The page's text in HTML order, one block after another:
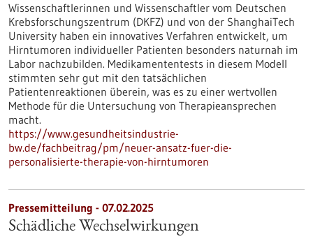
Wissenschaftlerinnen und Wissenschaftler vom Deutschen
Krebsforschungszentrum (DKFZ) und von der ShanghaiTech
University haben ein innovatives Verfahren entwickelt, um
Hirntumoren individueller Patienten besonders naturnah im
Labor nachzubilden. Medikamententests in diesem Modell
stimmten sehr gut mit den tatsächlichen
Patientenreaktionen überein, was es zu einer wertvollen
Methode für die Untersuchung von Therapieansprechen
macht.
https://www.gesundheitsindustrie-
bw.de/fachbeitrag/pm/neuer-ansatz-fuer-die-
personalisierte-therapie-von-hirntumoren
Pressemitteilung - 07.02.2025
Schädliche Wechselwirkungen